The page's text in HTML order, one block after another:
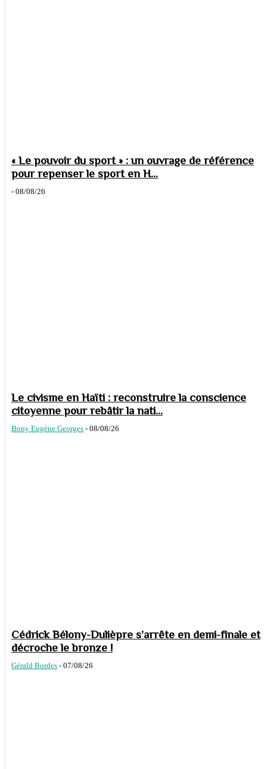
« Le pouvoir du sport » : un ouvrage de référence
pour repenser le sport en H...
- 08/08/26
Le civisme en Haïti : reconstruire la conscience
citoyenne pour rebâtir la nati...
Bony Eugène Georges - 08/08/26
Cédrick Bélony-Dulièpre s’arrête en demi-finale et
décroche le bronze !
Gérald Bordes - 07/08/26